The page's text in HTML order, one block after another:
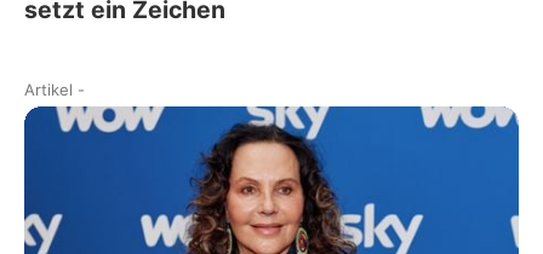
setzt ein Zeichen
Artikel -